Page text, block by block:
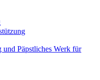
und Päpstliches Werk für